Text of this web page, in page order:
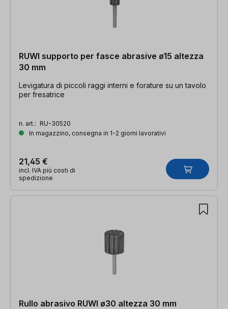
RUWI supporto per fasce abrasive ø15 altezza
30 mm
Levigatura di piccoli raggi interni e forature su un tavolo
per fresatrice
n. art.: RU-30520
In magazzino, consegna in 1-2 giorni lavorativi
21,45 €
incl. IVA più costi di
spedizione
Rullo abrasivo RUWI ø30 altezza 30 mm